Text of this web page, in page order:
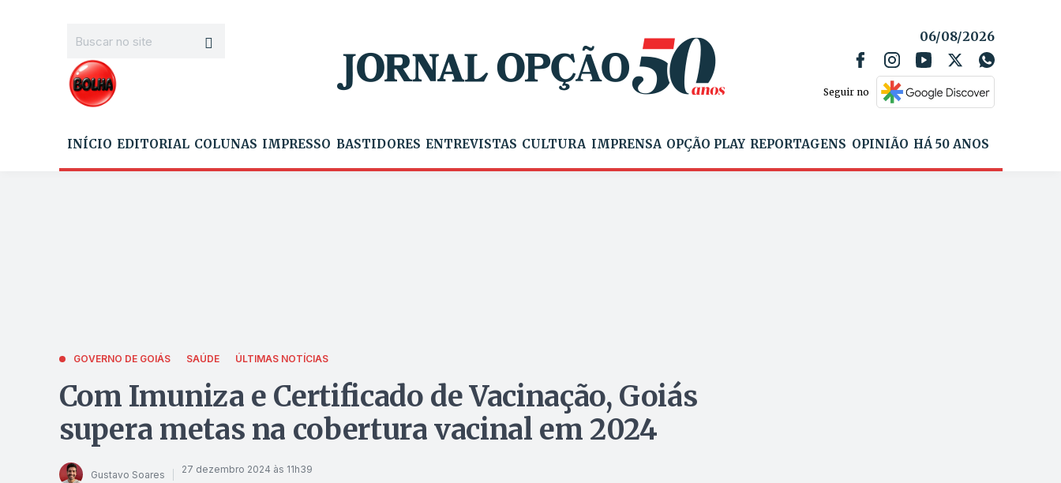
06/08/2026
Seguir no
INÍCIO EDITORIAL COLUNAS IMPRESSO BASTIDORES ENTREVISTAS CULTURA IMPRENSA OPÇÃO PLAY REPORTAGENS OPINIÃO HÁ 50 ANOS
GOVERNO DE GOIÁS SAÚDE ÚLTIMAS NOTÍCIAS
Com Imuniza e Certificado de Vacinação, Goiás
supera metas na cobertura vacinal em 2024
Gustavo Soares 27 dezembro 2024 às 11h39